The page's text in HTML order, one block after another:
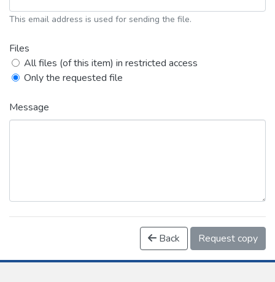
This email address is used for sending the file.
Files
All files (of this item) in restricted access
Only the requested file
Message
Back Request copy